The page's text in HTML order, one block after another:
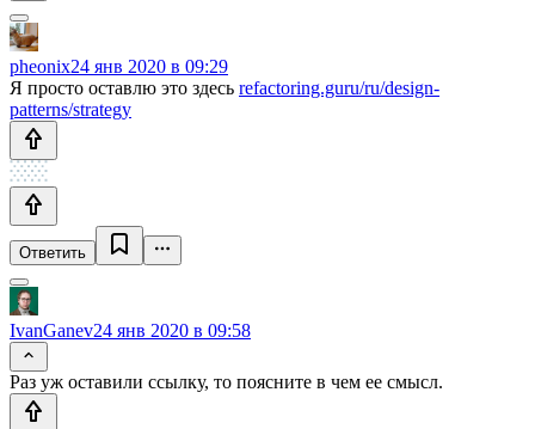
pheonix24 янв 2020 в 09:29
Я просто оставлю это здесь refactoring.guru/ru/design-
patterns/strategy
Ответить
IvanGanev24 янв 2020 в 09:58
Раз уж оставили ссылку, то поясните в чем ее смысл.